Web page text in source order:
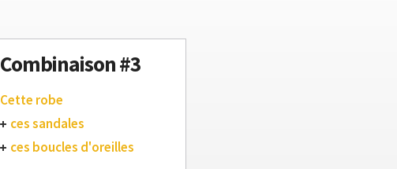
Combinaison #3
Cette robe
ces sandales
ces boucles d'oreilles